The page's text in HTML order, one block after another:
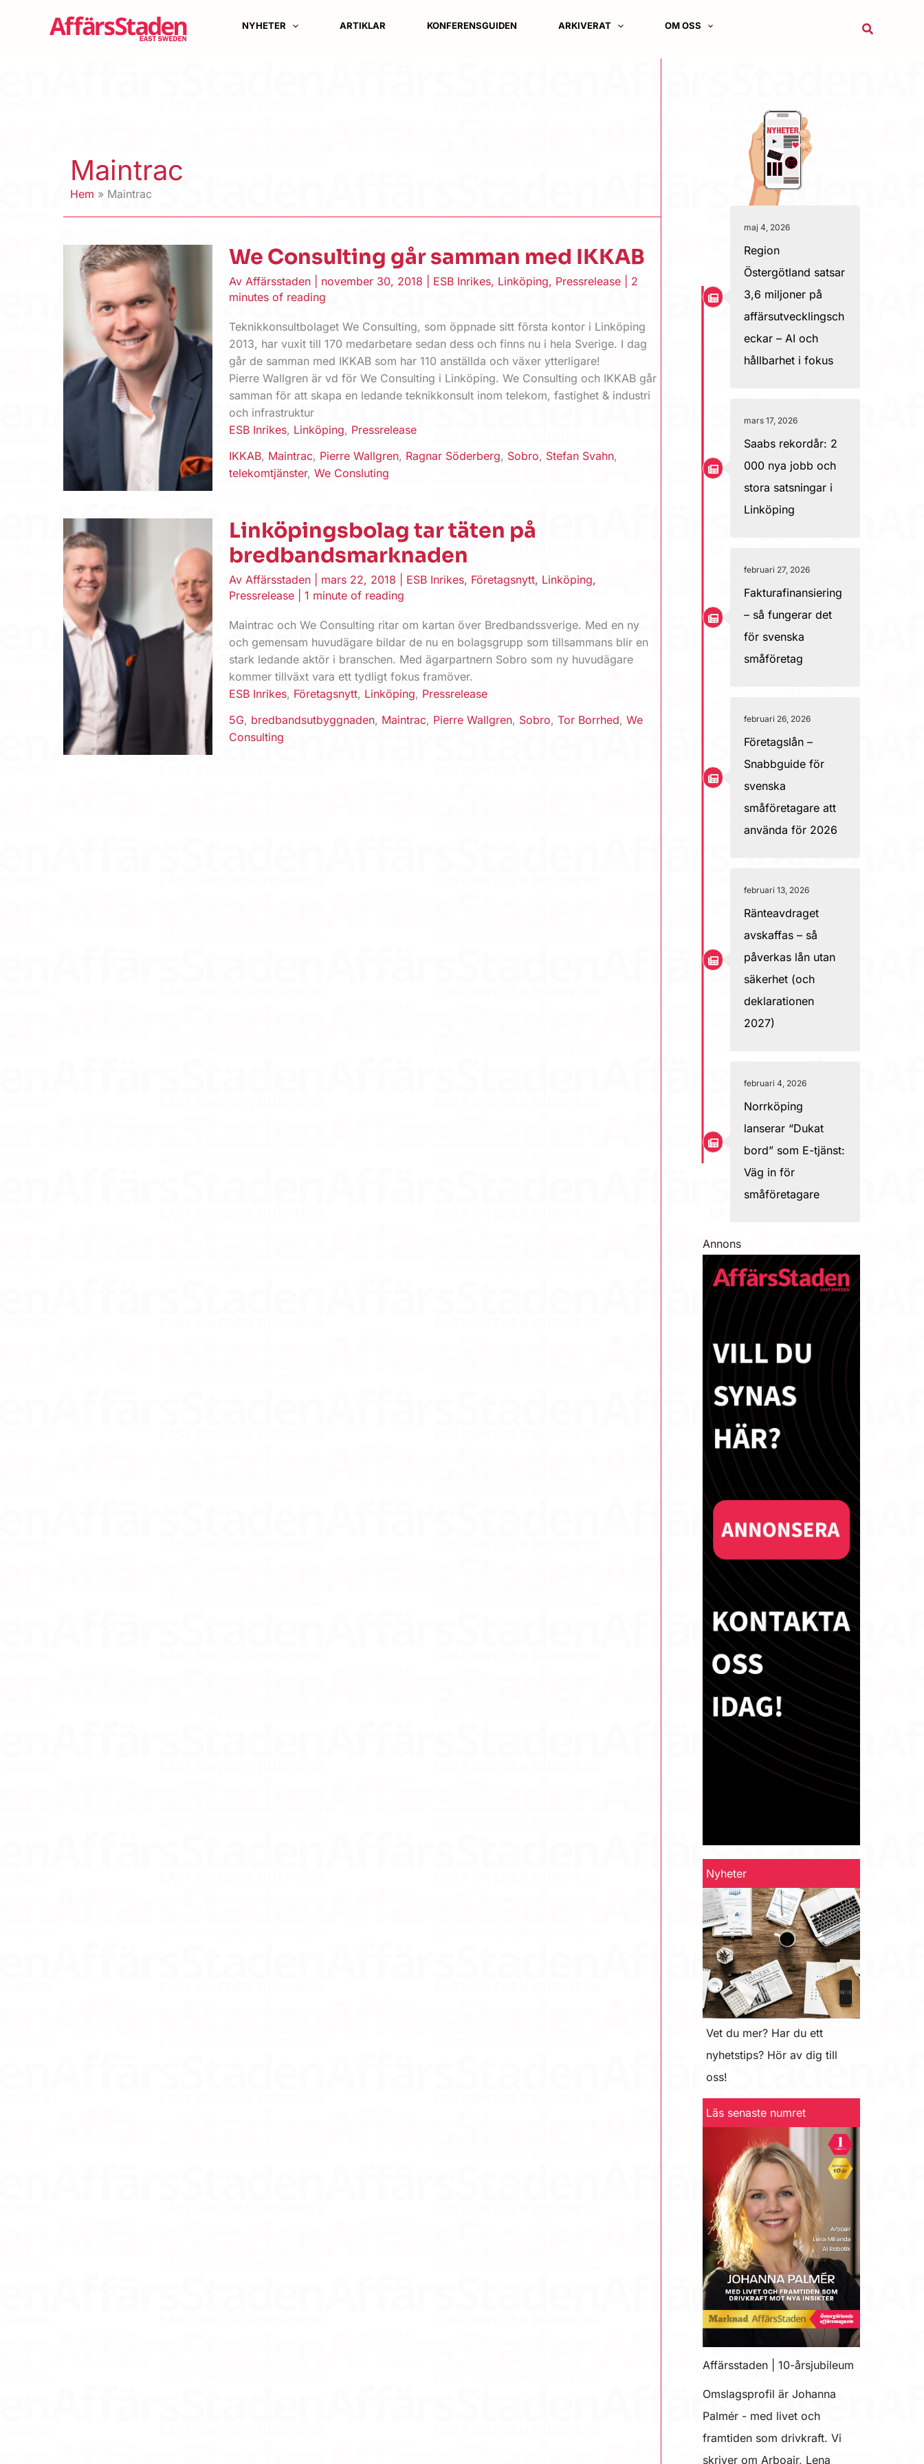
NYHETER ARTIKLAR KONFERENSGUIDEN ARKIVERAT OM OSS Sök
Maintrac
Hem Maintrac
We Consulting går samman med IKKAB
AvAffärsstaden november 30, 2018 ESB Inrikes, Linköping, Pressrelease
2
minutes of reading
Teknikkonsultbolaget We Consulting, som öppnade sitt första kontor i Linköping
2013, har vuxit till 170 medarbetare sedan dess och finns nu i hela Sverige. I dag
går de samman med IKKAB som har 110 anställda och växer ytterligare!
Pierre Wallgren är vd för We Consulting i Linköping. We Consulting och IKKAB går
samman för att skapa en ledande teknikkonsult inom telekom, fastighet & industri
och infrastruktur
ESB Inrikes, Linköping, Pressrelease
IKKAB, Maintrac, Pierre Wallgren, Ragnar Söderberg, Sobro, Stefan Svahn,
telekomtjänster,We Consluting
Linköpingsbolag tar täten på
bredbandsmarknaden
Av Affärsstaden mars 22, 2018 ESB Inrikes, Företagsnytt, Linköping,
Pressrelease |1 minute of reading
Maintrac och We Consulting ritar om kartan över Bredbandssverige. Med en ny
och gemensam huvudägare bildar de nu en bolagsgrupp som tillsammans blir en
stark ledande aktör i branschen. Med ägarpartnern Sobro som ny huvudägare
kommer tillväxt vara ett tydligt fokus framöver.
ESB Inrikes, Företagsnytt, Linköping, Pressrelease
5G, bredbandsutbyggnaden, Maintrac, Pierre Wallgren, Sobro,Tor Borrhed,We
Consulting
maj 4, 2026
Region
Östergötland satsar
3,6 miljoner på
affärsutvecklingsch
eckar – AI och
hållbarhet i fokus
mars 17, 2026
Saabs rekordår: 2
000 nya jobb och
stora satsningar i
Linköping
februari 27, 2026
Fakturafinansiering
– så fungerar det
för svenska
småföretag
februari 26, 2026
Företagslån –
Snabbguide för
svenska
småföretagare att
använda för 2026
februari 13, 2026
Ränteavdraget
avskaffas – så
påverkas lån utan
säkerhet (och
deklarationen
2027)
februari 4, 2026
Norrköping
lanserar “Dukat
bord” som E-tjänst:
Väg in för
småföretagare
Annons
Nyheter
Vet du mer? Har du ett
nyhetstips? Hör av dig till
oss!
Läs senaste numret
Affärsstaden | 10-årsjubileum
Omslagsprofil är Johanna
Palmér - med livet och
framtiden som drivkraft. Vi
skriver om Arboair, Lena